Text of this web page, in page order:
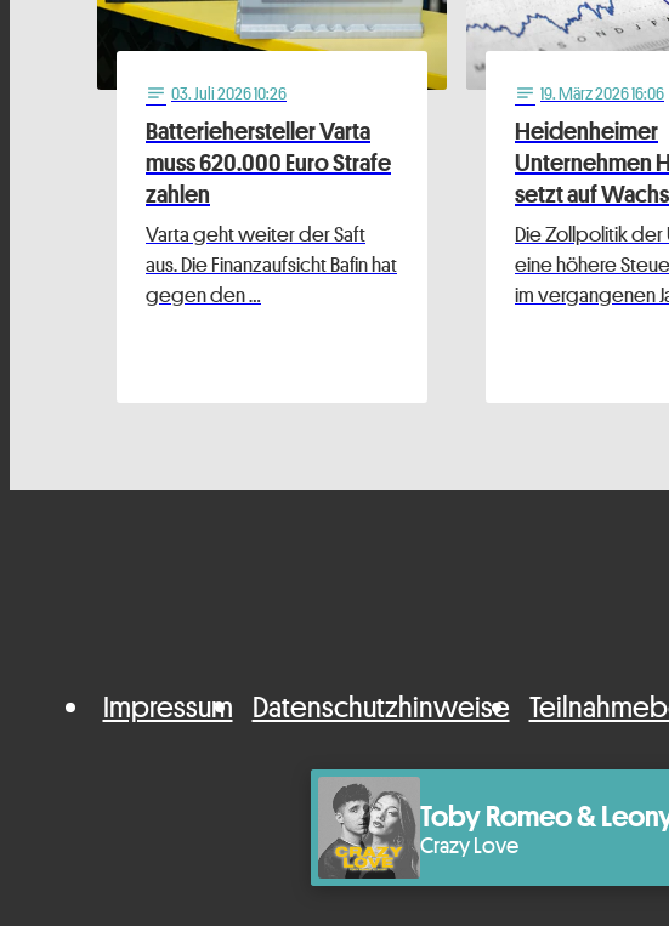
notes 03. Juli 2026 10:26
Batteriehersteller Varta
muss 620.000 Euro Strafe
zahlen
Varta geht weiter der Saft
aus. Die Finanzaufsicht Bafin hat
gegen den …
notes 19. März 2026 16:06
Heidenheimer
Unternehmen
setzt auf
Die Zollpolitik der
eine höhere
im vergangenen
Impressum Datenschutzhinweise
Toby Romeo &
Crazy Love